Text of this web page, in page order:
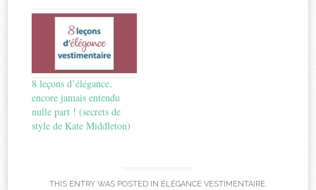
8 leçons d’élégance,
encore jamais entendu
nulle part ! (secrets de
style de Kate Middleton)
THIS ENTRY WAS POSTED IN ÉLÉGANCE VESTIMENTAIRE.